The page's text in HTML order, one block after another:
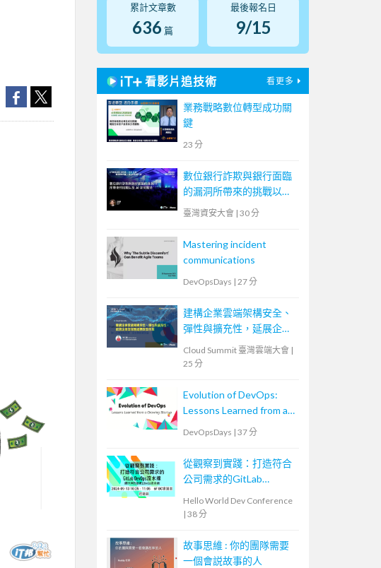
累計文章數
636 篇
最後報名日
9/15
看影片追技術 看更多
業務戰略數位轉型成功關
鍵
23 分
數位銀行詐欺與銀行面臨
的漏洞所帶來的挑戰以及
AI 如何幫助
臺灣資安大會 | 30 分
Mastering incident
communications
DevOpsDays | 27 分
建構企業雲端架構安全、
彈性與擴充性，延展企業
全球無邊際安全存取
Cloud Summit 臺灣雲端大會 |
25 分
Evolution of DevOps:
Lessons Learned from a
Growing Startup
DevOpsDays | 37 分
從觀察到實踐：打造符合
公司需求的GitLab
Hello World Dev Conference
| 38 分
故事思維 : 你的團隊需要
一個會説故事的人